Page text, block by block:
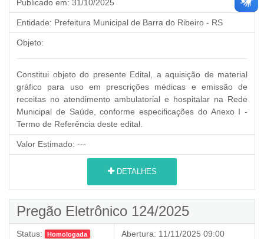
Publicado em: 31/10/2025
Entidade: Prefeitura Municipal de Barra do Ribeiro - RS
Objeto:
Constitui objeto do presente Edital, a aquisição de material
gráfico para uso em prescrições médicas e emissão de
receitas no atendimento ambulatorial e hospitalar na Rede
Municipal de Saúde, conforme especificações do Anexo I -
Termo de Referência deste edital.
Valor Estimado: ---
DETALHES
Pregão Eletrônico 124/2025
Status: Homologada Abertura: 11/11/2025 09:00